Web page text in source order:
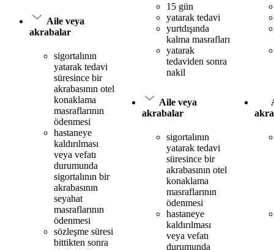
Aile veya
akrabalar
sigortalının
yatarak tedavi
süresince bir
akrabasının otel
konaklama
masraflarının
ödenmesi
hastaneye
kaldırılması
veya vefatı
durumunda
sigortalının bir
akrabasının
seyahat
masraflarının
ödenmesi
sözleşme süresi
bittikten sonra
15 gün
yatarak tedavi
yurtdışında
kalma masrafları
yatarak
tedaviden sonra
nakil
Aile veya
akrabalar
sigortalının
yatarak tedavi
süresince bir
akrabasının otel
konaklama
masraflarının
ödenmesi
hastaneye
kaldırılması
veya vefatı
durumunda